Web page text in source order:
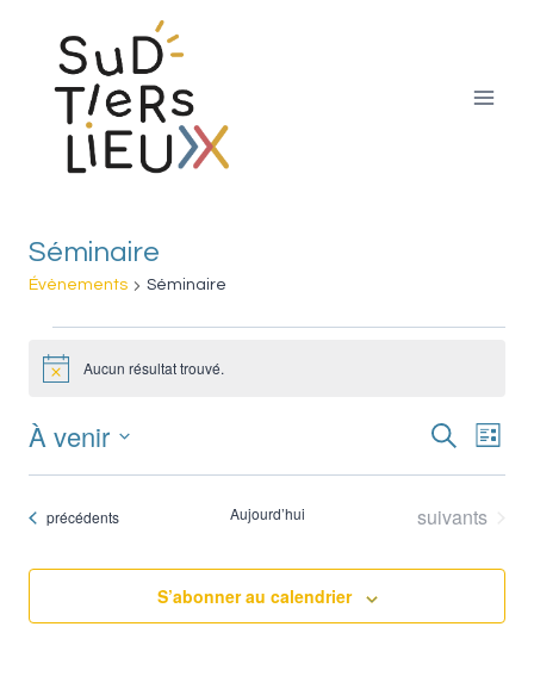
contenu
Séminaire
Évènements Séminaire
Évènements
Notice Aucun résultat trouvé.
Recherche
de
Liste
À venir
Sélectionnez
Évènements
précédents Aujourd’hui Évènements
suivants
S’abonner au calendrier